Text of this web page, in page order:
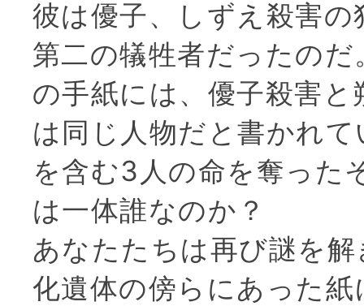
彼は優子、しずえ殺害
第二の犠牲者だったの
の手紙には、優子殺害と
は同じ人物だと書かれ
を含む3人の命を奪った
は一体誰なのか？
あなたたちは再び謎を
化遺体の傍らにあった